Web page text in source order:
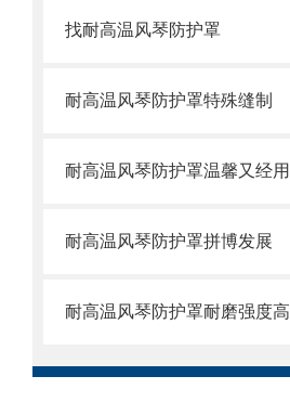
找耐高温风琴防护罩
耐高温风琴防护罩特殊缝制
耐高温风琴防护罩温馨又经用
耐高温风琴防护罩拼博发展
耐高温风琴防护罩耐磨强度高